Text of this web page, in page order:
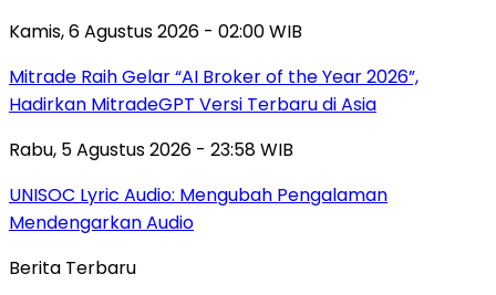
Kamis, 6 Agustus 2026 - 02:00 WIB
Mitrade Raih Gelar “AI Broker of the Year 2026”,
Hadirkan MitradeGPT Versi Terbaru di Asia
Rabu, 5 Agustus 2026 - 23:58 WIB
UNISOC Lyric Audio: Mengubah Pengalaman
Mendengarkan Audio
Berita Terbaru